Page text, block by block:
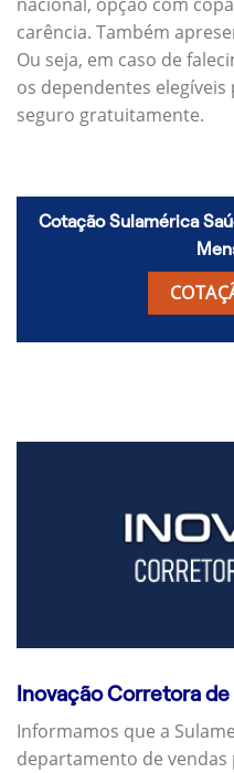
carência. Também
Ou seja, em caso de
os dependentes
seguro gratuitamente.
Cotação Sulamérica
Inovação Corretora
Informamos que a
departamento de